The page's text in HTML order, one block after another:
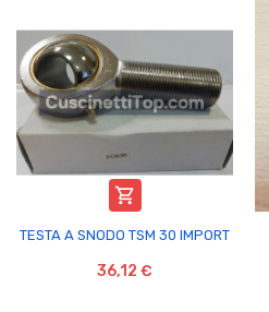

TESTA A SNODO TSM 30 IMPORT
36,12 €